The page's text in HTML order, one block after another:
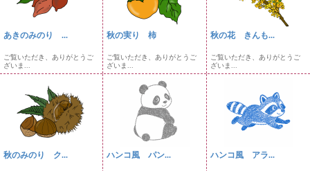
あきのみのり ...
ご覧いただき、ありがとうご
ざいま...
秋の実り 柿
ご覧いただき、ありがとうご
ざいま...
秋の花 きんも...
ご覧いただき、ありがとうご
ざいま...
秋のみのり ク... ハンコ風 パン... ハンコ風 アラ...